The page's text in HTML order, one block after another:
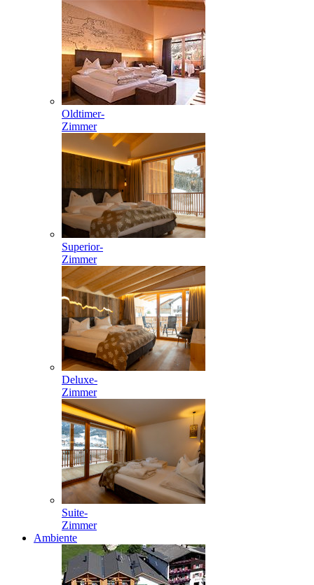
Oldtimer-
Zimmer
Superior-
Zimmer
Deluxe-
Zimmer
Suite-
Zimmer
Ambiente